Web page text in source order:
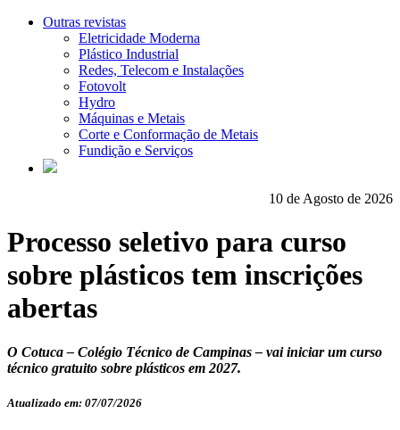
Outras revistas
Eletricidade Moderna
Plástico Industrial
Redes, Telecom e Instalações
Fotovolt
Hydro
Máquinas e Metais
Corte e Conformação de Metais
Fundição e Serviços
10 de Agosto de 2026
Processo seletivo para curso
sobre plásticos tem inscrições
abertas
O Cotuca – Colégio Técnico de Campinas – vai iniciar um curso
técnico gratuito sobre plásticos em 2027.
Atualizado em: 07/07/2026